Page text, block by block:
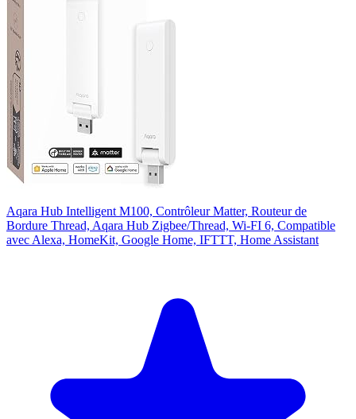
Aqara Hub Intelligent M100, Contrôleur Matter, Routeur de
Bordure Thread, Aqara Hub Zigbee/Thread, Wi-FI 6, Compatible
avec Alexa, HomeKit, Google Home, IFTTT, Home Assistant